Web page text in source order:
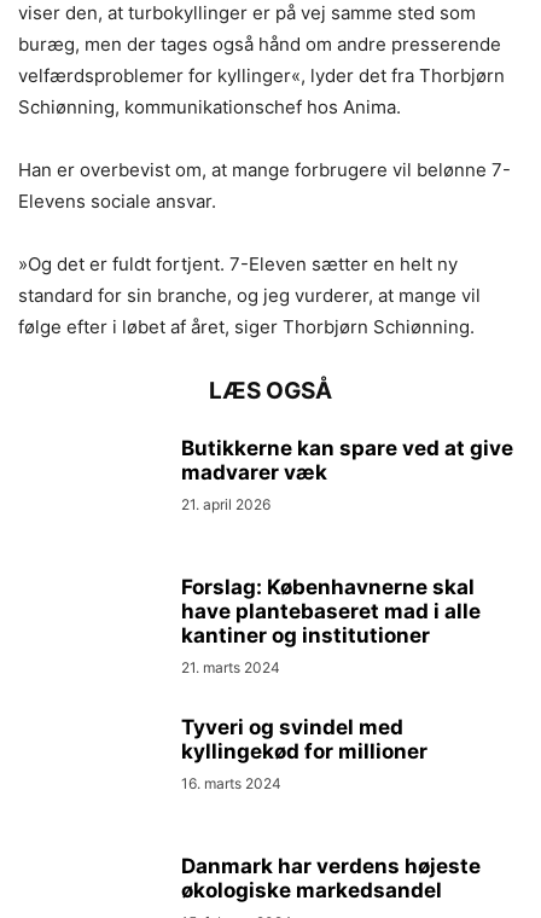
viser den, at turbokyllinger er på vej samme sted som
buræg, men der tages også hånd om andre presserende
velfærdsproblemer for kyllinger«, lyder det fra Thorbjørn
Schiønning, kommunikationschef hos Anima.
Han er overbevist om, at mange forbrugere vil belønne 7-
Elevens sociale ansvar.
»Og det er fuldt fortjent. 7-Eleven sætter en helt ny
standard for sin branche, og jeg vurderer, at mange vil
følge efter i løbet af året, siger Thorbjørn Schiønning.
LÆS OGSÅ
Butikkerne kan spare ved at give
madvarer væk
21. april 2026
Forslag: Københavnerne skal
have plantebaseret mad i alle
kantiner og institutioner
21. marts 2024
Tyveri og svindel med
kyllingekød for millioner
16. marts 2024
Danmark har verdens højeste
økologiske markedsandel